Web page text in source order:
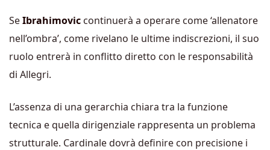
SeIbrahimovic continuerà a operare come ‘allenatore
nell’ombra’, come rivelano le ultime indiscrezioni, il suo
ruolo entrerà in conflitto diretto con le responsabilità
di Allegri.
L’assenza di una gerarchia chiara tra la funzione
tecnica e quella dirigenziale rappresenta un problema
strutturale. Cardinale dovrà definire con precisione i